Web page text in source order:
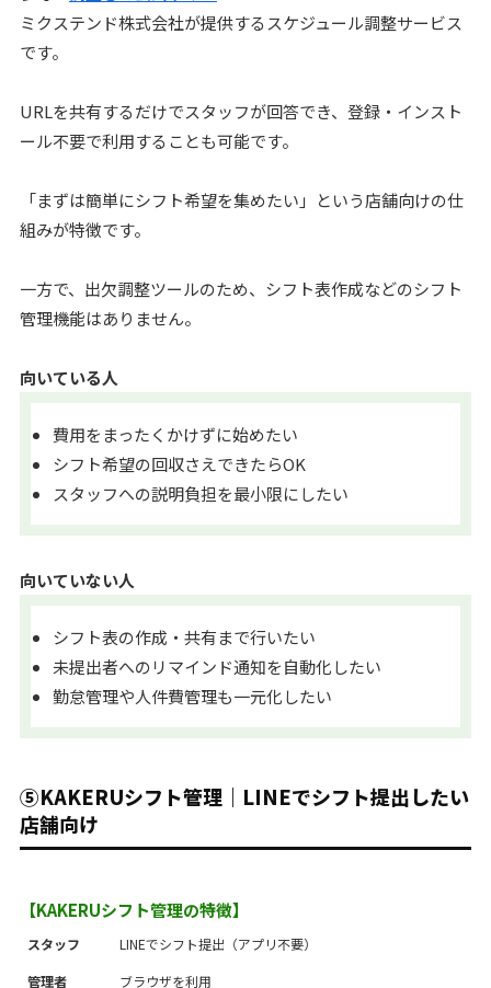
ミクステンド株式会社が提供するスケジュール調整サービス
です。
URLを共有するだけでスタッフが回答でき、登録・インスト
ール不要で利用することも可能です。
「まずは簡単にシフト希望を集めたい」という店舗向けの仕
組みが特徴です。
一方で、出欠調整ツールのため、シフト表作成などのシフト
管理機能はありません。
向いている人
費用をまったくかけずに始めたい
シフト希望の回収さえできたらOK
スタッフへの説明負担を最小限にしたい
向いていない人
シフト表の作成・共有まで行いたい
未提出者へのリマインド通知を自動化したい
勤怠管理や人件費管理も一元化したい
⑤KAKERUシフト管理｜LINEでシフト提出したい
店舗向け
【KAKERUシフト管理の特徴】
スタッフ
LINEでシフト提出（アプリ不要）
管理者
ブラウザを利用